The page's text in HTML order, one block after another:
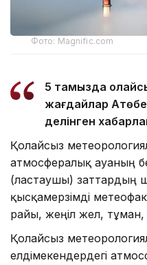
Фото: Magnific.com
5 тамызда
жағдайлар
делінген
Қолайсыз
атмосфералық ауаның
(ластаушы) заттардың
қысқамерзімді
райы, жеңіл жел,
Қолайсыз
елдімекендердегі